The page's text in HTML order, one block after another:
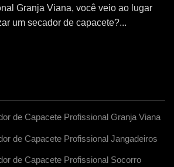
Granja Viana, você veio ao lugar
um secador de capacete?...
de Capacete Profissional Granja Viana
de Capacete Profissional Jangadeiros
de Capacete Profissional Socorro